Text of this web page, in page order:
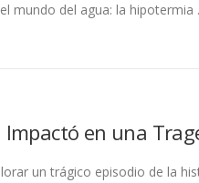
mundo del agua: la hipotermia
en una
un trágico episodio de la